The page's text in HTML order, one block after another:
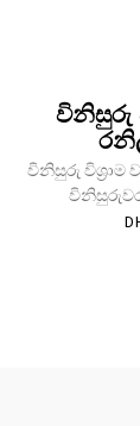
විනිසුරු
විනිසුරු විශ්‍රාම